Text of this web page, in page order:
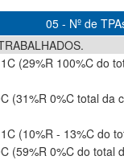
05 - Nº de
(29%R 100%C do
(31%R 0%C total da
(10%R - 13%C do
(59%R 0%C do total